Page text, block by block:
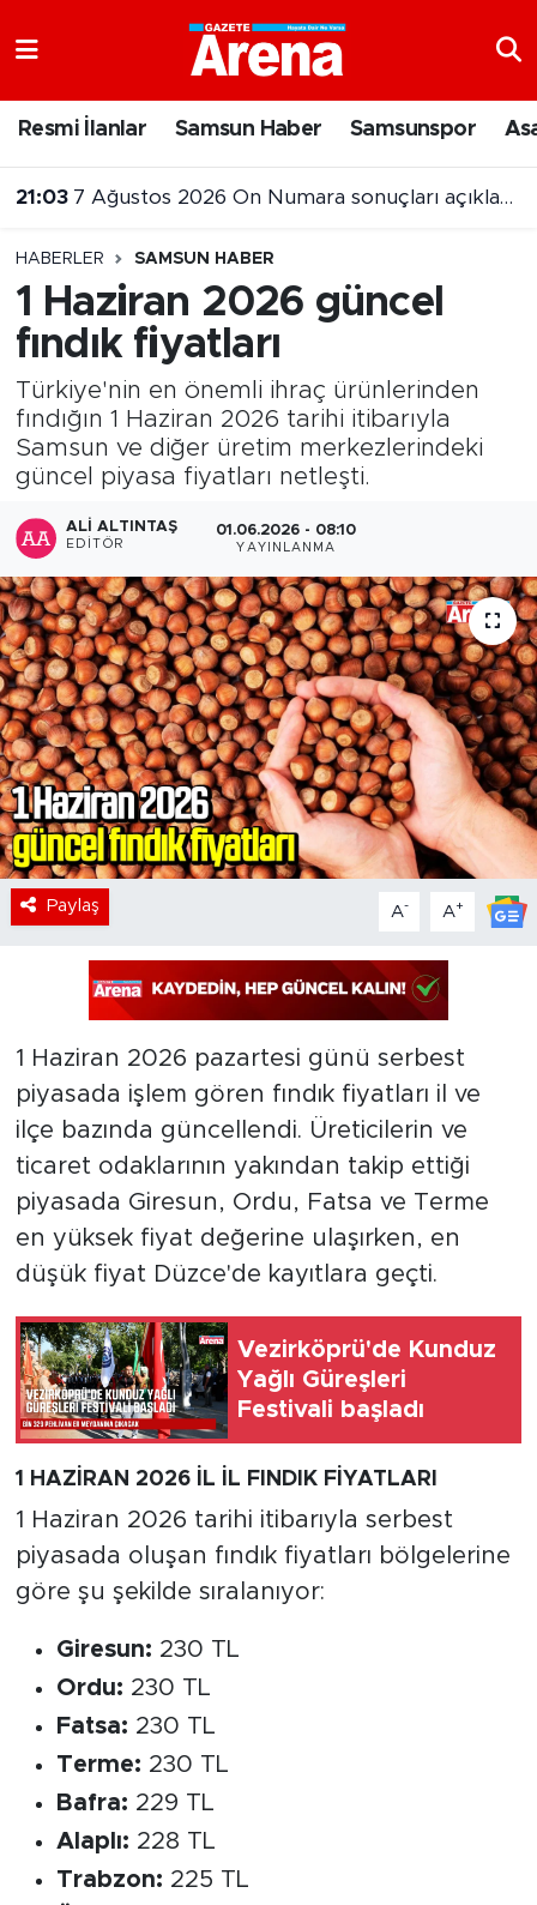
Resmi İlanlar Samsun Haber Samsunspor
21:03 7 Ağustos 2026 On Numara sonuçları açıklandı
HABERLER SAMSUN HABER
1 Haziran 2026 güncel
fındık fiyatları
Türkiye'nin en önemli ihraç ürünlerinden
fındığın 1 Haziran 2026 tarihi itibarıyla
Samsun ve diğer üretim merkezlerindeki
güncel piyasa fiyatları netleşti.
ALI ALTINTAŞ
EDITÖR
01.06.2026 - 08:10
YAYINLANMA
Paylaş A- A+
1 Haziran 2026 pazartesi günü serbest
piyasada işlem gören fındık fiyatları il ve
ilçe bazında güncellendi. Üreticilerin ve
ticaret odaklarının yakından takip ettiği
piyasada Giresun, Ordu, Fatsa ve Terme
en yüksek fiyat değerine ulaşırken, en
düşük fiyat Düzce'de kayıtlara geçti.
Vezirköprü'de Kunduz
Yağlı Güreşleri
Festivali başladı
1 HAZİRAN 2026 İL İL FINDIK FİYATLARI
1 Haziran 2026 tarihi itibarıyla serbest
piyasada oluşan fındık fiyatları bölgelerine
göre şu şekilde sıralanıyor:
Giresun: 230 TL
Ordu: 230 TL
Fatsa: 230 TL
Terme: 230 TL
Bafra: 229 TL
Alaplı: 228 TL
Trabzon: 225 TL
Samsun Namaz Vakitleri
Süper Lig Puan Durumu ve Fikstür
Tüm Manşetler
Son Dakika Haberleri
Haber Arşivi